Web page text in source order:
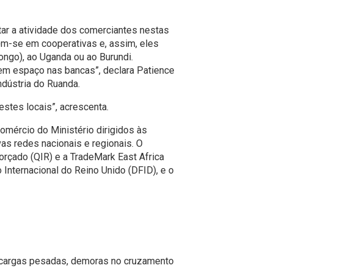
a atividade dos comerciantes nestas
se em cooperativas e, assim, eles
ao Uganda ou ao Burundi.
espaço nas bancas”, declara Patience
do Ruanda.
locais”, acrescenta.
do Ministério dirigidos às
redes nacionais e regionais. O
(QIR) e a TradeMark East Africa
do Reino Unido (DFID), e o
pesadas, demoras no cruzamento